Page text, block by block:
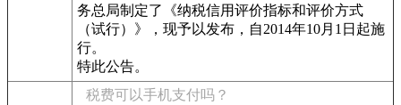
务总局制定了《纳税信用评价指标和评价方式
（试行）》，现予以发布，自2014年10月1日起施
行。
特此公告。
税费可以手机支付吗？